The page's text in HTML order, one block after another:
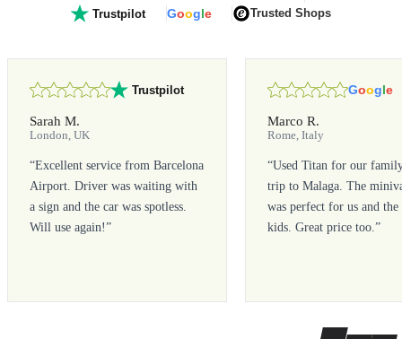
Trustpilot Google Trusted Shops
Trustpilot
Sarah M.
London, UK
“Excellent service from Barcelona
Airport. Driver was waiting with
a sign and the car was spotless.
Will use again!”
Google
Marco R.
Rome, Italy
“Used Titan for our
trip to Malaga. The
was perfect for us and the
kids. Great price too.”